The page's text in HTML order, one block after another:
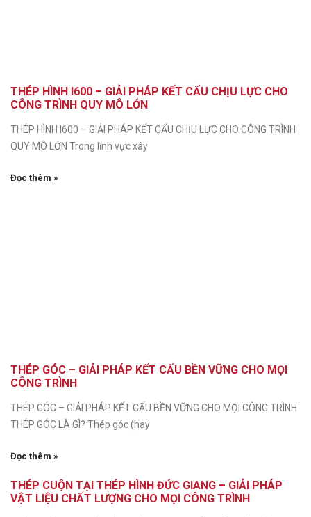
THÉP HÌNH I600 – GIẢI PHÁP KẾT CẤU CHỊU LỰC CHO
CÔNG TRÌNH QUY MÔ LỚN
THÉP HÌNH I600 – GIẢI PHÁP KẾT CẤU CHỊU LỰC CHO CÔNG TRÌNH
QUY MÔ LỚN Trong lĩnh vực xây
Đọc thêm »
THÉP GÓC – GIẢI PHÁP KẾT CẤU BỀN VỮNG CHO MỌI
CÔNG TRÌNH
THÉP GÓC – GIẢI PHÁP KẾT CẤU BỀN VỮNG CHO MỌI CÔNG TRÌNH
THÉP GÓC LÀ GÌ? Thép góc (hay
Đọc thêm »
THÉP CUỘN TẠI THÉP HÌNH ĐỨC GIANG – GIẢI PHÁP
VẬT LIỆU CHẤT LƯỢNG CHO MỌI CÔNG TRÌNH